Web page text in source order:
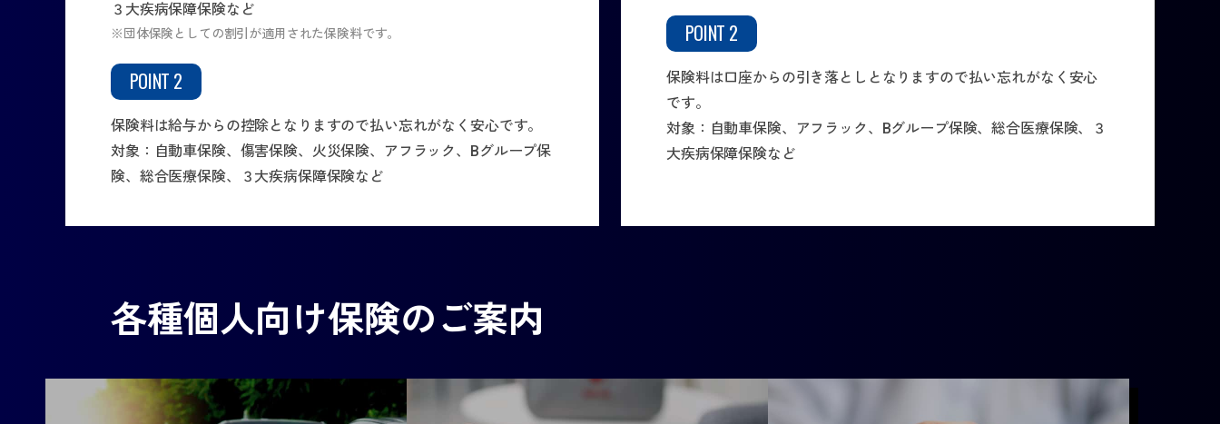
３大疾病保障保険など
※団体保険としての割引が適用された保険料です。
POINT 2
保険料は給与からの控除となりますので払い忘れがなく安心です。
対象：自動車保険、傷害保険、火災保険、アフラック、Bグループ保
険、総合医療保険、３大疾病保障保険など
POINT 2
保険料は口座からの引き落としとなりますので払い忘れがなく安心
です。
対象：自動車保険、アフラック、Bグループ保険、総合医療保険、３
大疾病保障保険など
各種個人向け保険のご案内